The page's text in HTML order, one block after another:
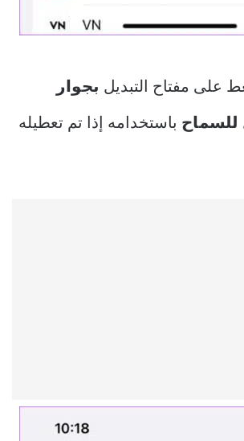
على مفتاح التبديل بجوار
للسماح باستخدامه إذا تم تعطيله